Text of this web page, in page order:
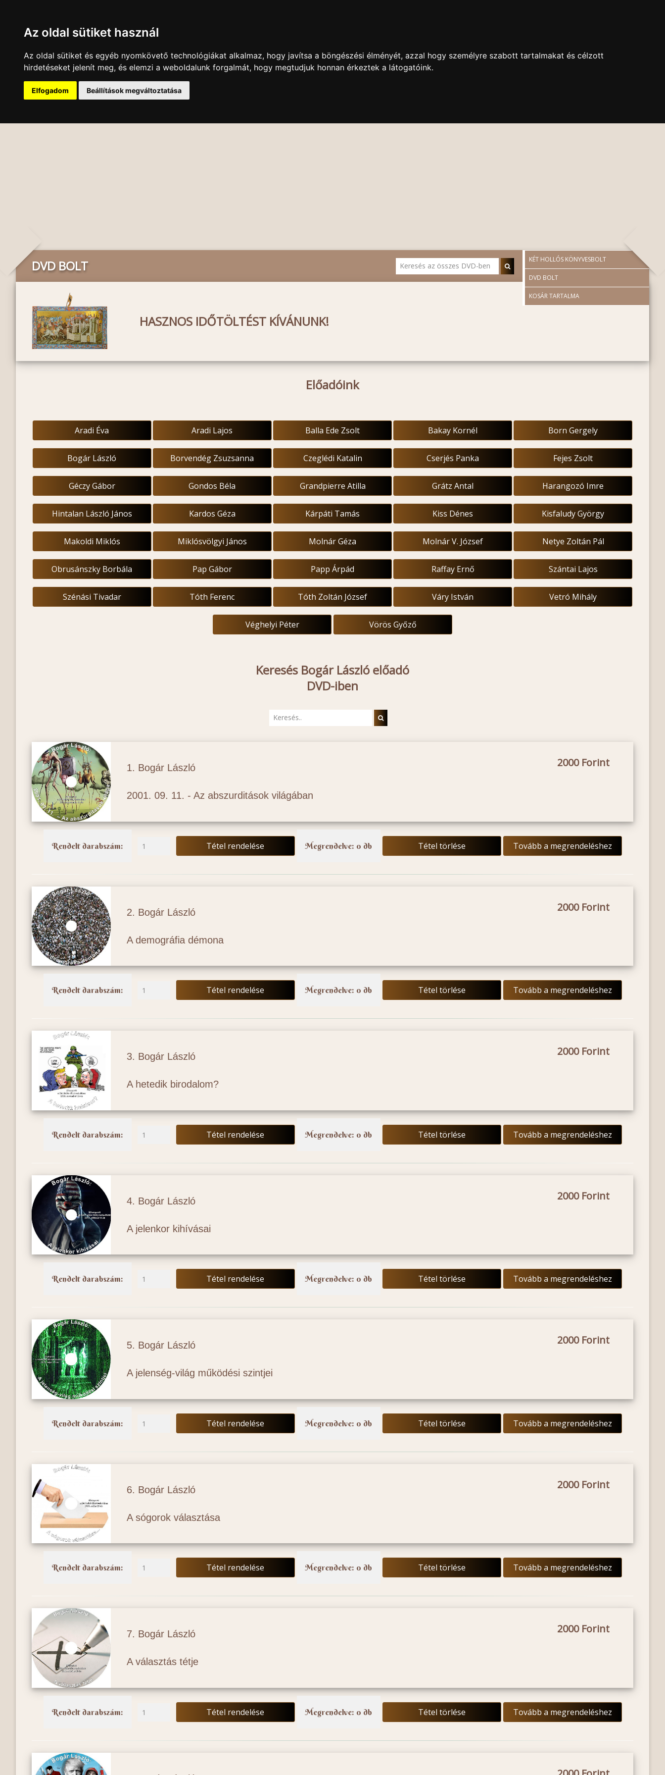
Az oldal sütiket használ
Az oldal sütiket és egyéb nyomkövető technológiákat alkalmaz, hogy javítsa a böngészési élményét, azzal hogy személyre szabott tartalmakat és célzott
hirdetéseket jelenít meg, és elemzi a weboldalunk forgalmát, hogy megtudjuk honnan érkeztek a látogatóink.
Elfogadom Beállítások megváltoztatása
Nyitva: H-P: 11-18
KÉT HOLLÓS KÖNYVESBOLT
DVD BOLT
KOSÁR TARTALMA
DVD BOLT
HASZNOS IDŐTÖLTÉST KÍVÁNUNK!
Előadóink
Aradi Éva Aradi Lajos Balla Ede Zsolt Bakay Kornél Born Gergely
Bogár László Borvendég Zsuzsanna Czeglédi Katalin Cserjés Panka Fejes Zsolt
Géczy Gábor Gondos Béla Grandpierre Atilla Grátz Antal Harangozó Imre
Hintalan László János Kardos Géza Kárpáti Tamás Kiss Dénes Kisfaludy György
Makoldi Miklós Miklósvölgyi János Molnár Géza Molnár V. József Netye Zoltán Pál
Obrusánszky Borbála Pap Gábor Papp Árpád Raffay Ernő Szántai Lajos
Szénási Tivadar Tóth Ferenc Tóth Zoltán József Váry István Vetró Mihály
Véghelyi Péter Vörös Győző
Keresés Bogár László előadó
DVD-iben
1. Bogár László
2001. 09. 11. - Az abszurditások világában
2000
Rendelt darabszám: Tétel rendelése Megrendelve: 0 db Tétel törlése Tovább a megrendeléshez
2. Bogár László
A demográfia démona
2000
Rendelt darabszám: Tétel rendelése Megrendelve: 0 db Tétel törlése Tovább a megrendeléshez
3. Bogár László
A hetedik birodalom?
2000
Rendelt darabszám: Tétel rendelése Megrendelve: 0 db Tétel törlése Tovább a megrendeléshez
4. Bogár László
A jelenkor kihívásai
2000
Rendelt darabszám: Tétel rendelése Megrendelve: 0 db Tétel törlése Tovább a megrendeléshez
5. Bogár László
A jelenség-világ működési szintjei
2000
Rendelt darabszám: Tétel rendelése Megrendelve: 0 db Tétel törlése Tovább a megrendeléshez
6. Bogár László
A sógorok választása
2000
Rendelt darabszám: Tétel rendelése Megrendelve: 0 db Tétel törlése Tovább a megrendeléshez
7. Bogár László
A választás tétje
2000
Rendelt darabszám: Tétel rendelése Megrendelve: 0 db Tétel törlése Tovább a megrendeléshez